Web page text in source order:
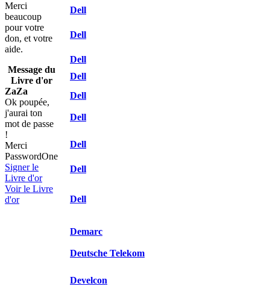
Merci
beaucoup
pour votre
don, et votre
aide.
Message du
Livre d'or
ZaZa
Ok poupée,
j'aurai ton
mot de passe
!
Merci
PasswordOne
Signer le
Livre d'or
Voir le Livre
d'or
Dell
Dell
Dell
Dell
Dell
Dell
Dell
Dell
Dell
Demarc
Deutsche Telekom
Develcon